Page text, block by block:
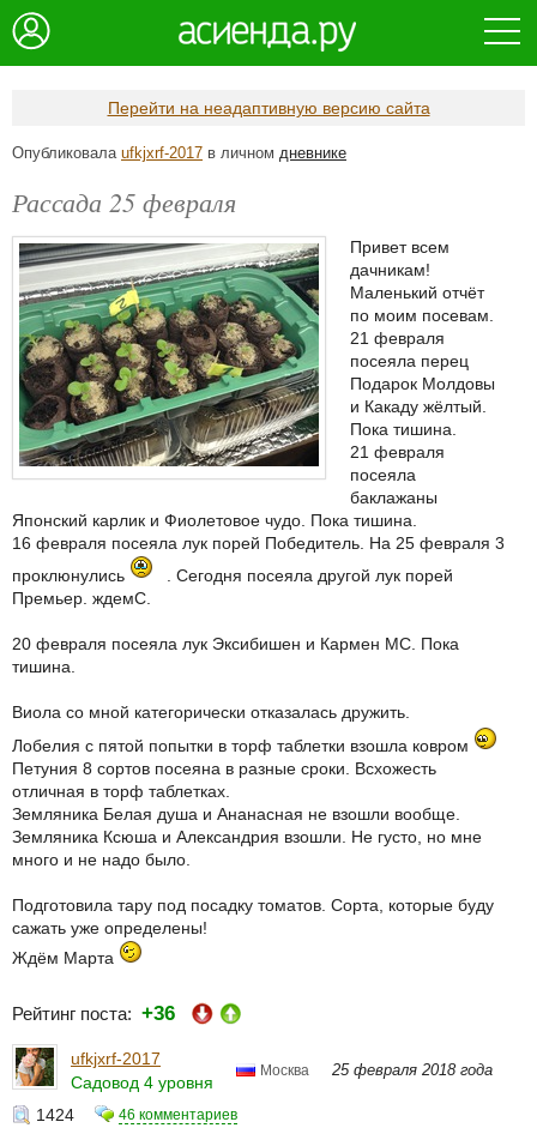
Перейти на неадаптивную версию сайта
Опубликовала ufkjxrf-2017 в личном дневнике
Рассада 25 февраля
Привет всем
дачникам!
Маленький отчёт
по моим посевам.
21 февраля
посеяла перец
Подарок Молдовы
и Какаду жёлтый.
Пока тишина.
21 февраля
посеяла
баклажаны
Японский карлик и Фиолетовое чудо. Пока тишина.
16 февраля посеяла лук порей Победитель. На 25 февраля 3
проклюнулись
. Сегодня посеяла другой лук порей
Премьер. ждемС.
20 февраля посеяла лук Эксибишен и Кармен МС. Пока
тишина.
Виола со мной категорически отказалась дружить.
Лобелия с пятой попытки в торф таблетки взошла ковром
Петуния 8 сортов посеяна в разные сроки. Всхожесть
отличная в торф таблетках.
Земляника Белая душа и Ананасная не взошли вообще.
Земляника Ксюша и Александрия взошли. Не густо, но мне
много и не надо было.
Подготовила тару под посадку томатов. Сорта, которые буду
сажать уже определены!
Ждём Марта
Рейтинг поста: +36
ufkjxrf-2017
Садовод 4 уровня
Москва 25 февраля 2018 года
1424 46 комментариев